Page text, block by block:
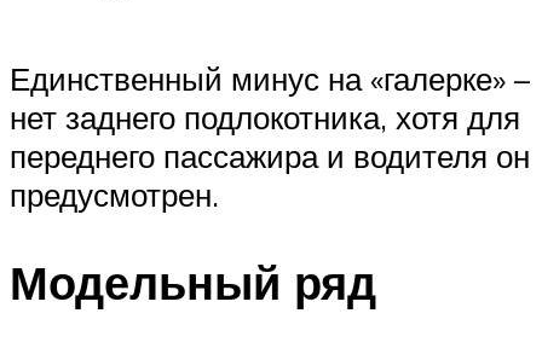
Единственный минус на «галерке» –
нет заднего подлокотника, хотя для
переднего пассажира и водителя он
предусмотрен.
Модельный ряд